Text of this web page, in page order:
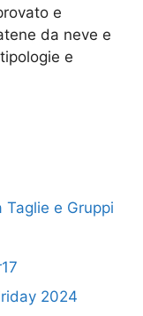
e
da neve e
e
e Gruppi
2024